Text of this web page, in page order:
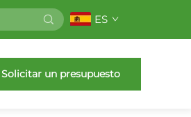
ES
Solicitar un presupuesto